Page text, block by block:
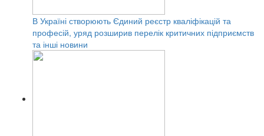
В Україні створюють Єдиний реєстр кваліфікацій та
професій, уряд розширив перелік критичних підприємств
та інші новини